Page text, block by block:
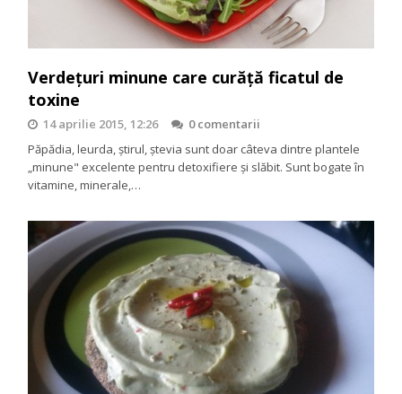
Verdeţuri minune care curăţă ficatul de
toxine
14 aprilie 2015, 12:26
0 comentarii
Păpădia, leurda, ştirul, ştevia sunt doar câteva dintre plantele
„minune" excelente pentru detoxifiere și slăbit. Sunt bogate în
vitamine, minerale,…